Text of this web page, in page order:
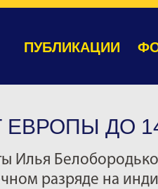
ПУБЛИКАЦИИ
ДО
Илья
разряде на